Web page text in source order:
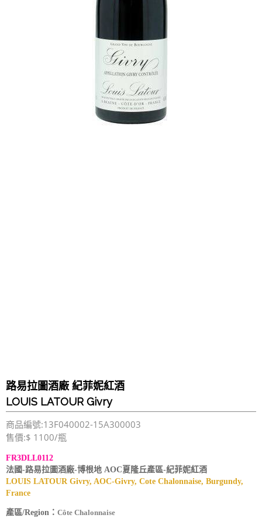
路易拉圖酒廠 紀菲妮紅酒
LOUIS LATOUR Givry
商品編號:13F040002-15A300003
售價:$ 1100/瓶
FR3DLL0112
法國-路易拉圖酒廠-博根地 AOC夏隆丘產區-紀菲妮紅酒
LOUIS LATOUR Givry, AOC-Givry, Cote Chalonnaise, Burgundy,
France
產區/Region： Côte Chalonnaise